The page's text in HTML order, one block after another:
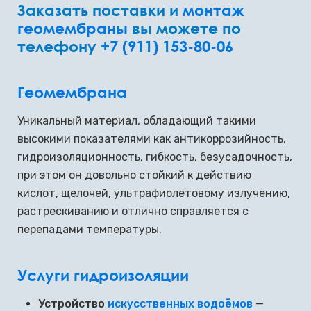
Заказать поставки и монтаж
геомембраны вы можете по
телефону +7 (911) 153-80-06
Геомембрана
Уникальный материал, обладающий такими
высокими показателями как антикоррозийность,
гидроизоляционность, гибкость, безусадочность,
при этом он довольно стойкий к действию
кислот, щелочей, ультрафиолетовому излучению,
растрескиванию и отлично справляется с
перепадами температуры.
Услуги гидроизоляции
Устройство искусственных водоёмов —